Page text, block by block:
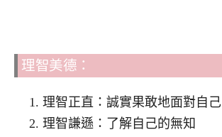
理智美德：
理智正直：誠實果敢地面對自己
理智謙遜：了解自己的無知